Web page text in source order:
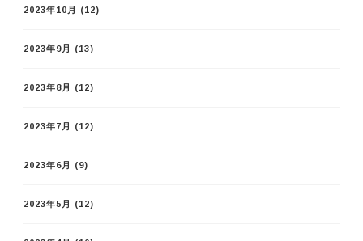
2023年10月 (12)
2023年9月 (13)
2023年8月 (12)
2023年7月 (12)
2023年6月 (9)
2023年5月 (12)